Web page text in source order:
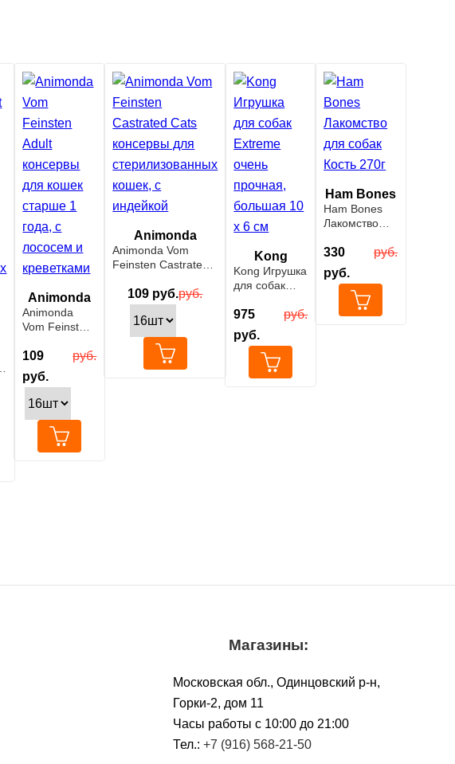
Animonda
Animonda
Vom Feinsten
консервы для
кошек старше
1 года, с
лососем и
109
руб.
руб.
Animonda
Animonda Vom
Feinsten Castrated
стерилизованных
кошек, с индейкой
109 руб.руб.
Kong
Kong Игрушка
для собак
очень
прочная,
большая 10 х
975
руб.
руб.
Ham Bones
Ham Bones
Лакомство
Кость 270г
330
руб.
руб.
Магазины:
Московская обл., Одинцовский р-н,
Горки-2, дом 11
Чacы работы с 10:00 до 21:00
Тел.: +7 (916) 568-21-50